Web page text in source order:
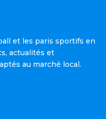
et les paris sportifs en
actualités et
au marché local.